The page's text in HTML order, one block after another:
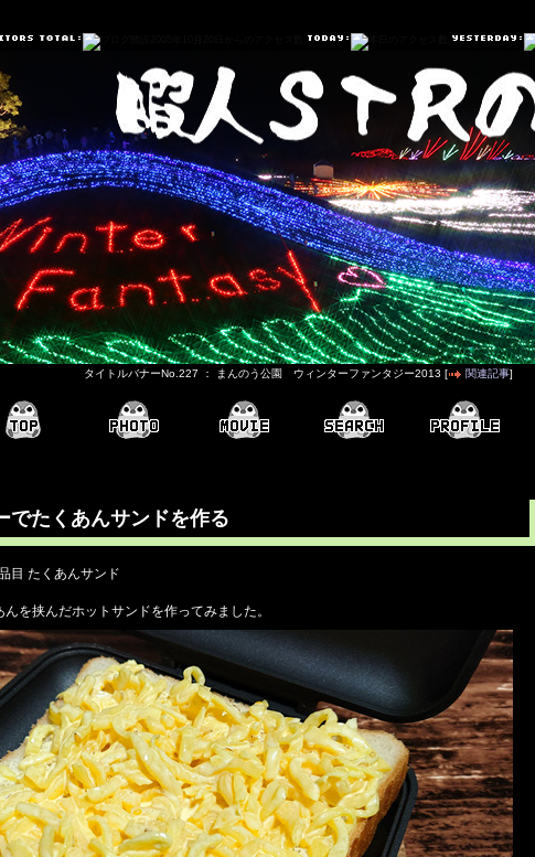
タイトルバナーNo.227 ： まんのう公園 ウィンターファンタジー2013 [ 関連記事]
でたくあんサンドを作る
目 たくあんサンド
を挟んだホットサンドを作ってみました。